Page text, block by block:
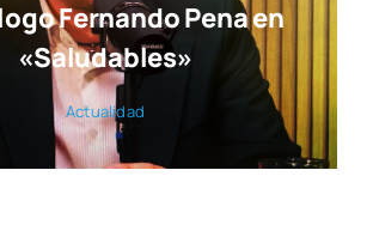
Fernando Pena en
«Saludables»
Actua­li­dad